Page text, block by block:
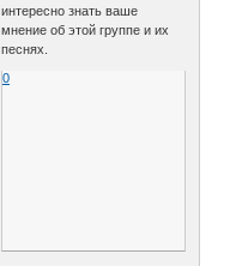
интересно знать ваше
мнение об этой группе и их
песнях.
0